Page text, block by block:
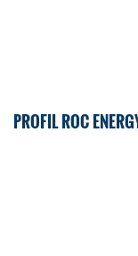
PROFIL ROC